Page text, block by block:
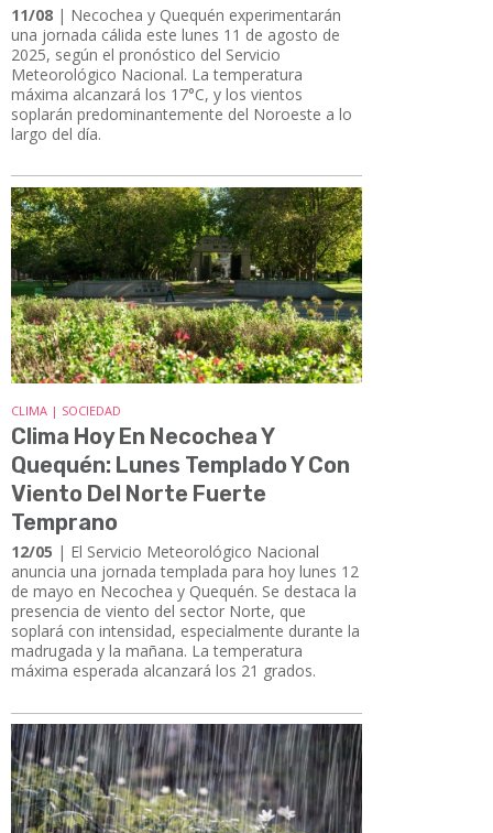
11/08 | Necochea y Quequén experimentarán
una jornada cálida este lunes 11 de agosto de
2025, según el pronóstico del Servicio
Meteorológico Nacional. La temperatura
máxima alcanzará los 17°C, y los vientos
soplarán predominantemente del Noroeste a lo
largo del día.
CLIMA | SOCIEDAD
Clima Hoy En Necochea Y
Quequén: Lunes Templado Y Con
Viento Del Norte Fuerte
Temprano
12/05 | El Servicio Meteorológico Nacional
anuncia una jornada templada para hoy lunes 12
de mayo en Necochea y Quequén. Se destaca la
presencia de viento del sector Norte, que
soplará con intensidad, especialmente durante la
madrugada y la mañana. La temperatura
máxima esperada alcanzará los 21 grados.